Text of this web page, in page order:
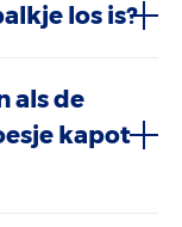
los is?
als de
kapot